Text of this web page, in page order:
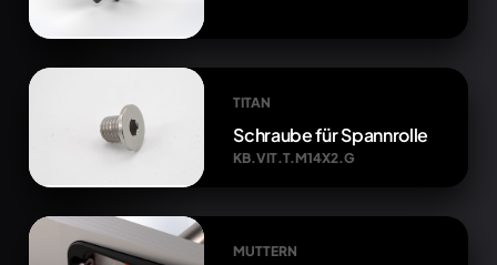
TITAN
Schraube für Spannrolle
KB.VIT.T.M14X2.G
MUTTERN